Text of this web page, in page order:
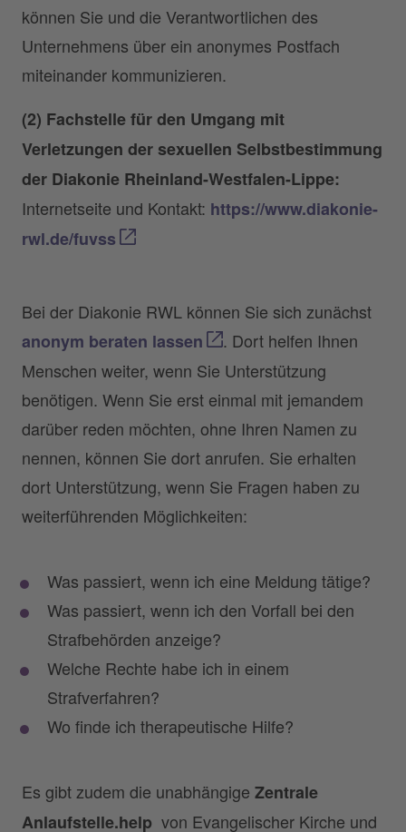
können Sie und die Verantwortlichen des
Unternehmens über ein anonymes Postfach
miteinander kommunizieren.
(2) Fachstelle für den Umgang mit
Verletzungen der sexuellen Selbstbestimmung
der Diakonie Rheinland-Westfalen-Lippe:
Internetseite und Kontakt: https://www.diakonie-
rwl.de/fuvss
Bei der Diakonie RWL können Sie sich zunächst
anonym beraten lassen
. Dort helfen Ihnen
Menschen weiter, wenn Sie Unterstützung
benötigen. Wenn Sie erst einmal mit jemandem
darüber reden möchten, ohne Ihren Namen zu
nennen, können Sie dort anrufen. Sie erhalten
dort Unterstützung, wenn Sie Fragen haben zu
weiterführenden Möglichkeiten:
Was passiert, wenn ich eine Meldung tätige?
Was passiert, wenn ich den Vorfall bei den
Strafbehörden anzeige?
Welche Rechte habe ich in einem
Strafverfahren?
Wo finde ich therapeutische Hilfe?
Es gibt zudem die unabhängige Zentrale
Anlaufstelle.help von Evangelischer Kirche und